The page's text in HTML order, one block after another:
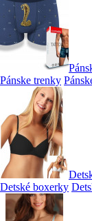
Pánske trenky
Detské boxerky